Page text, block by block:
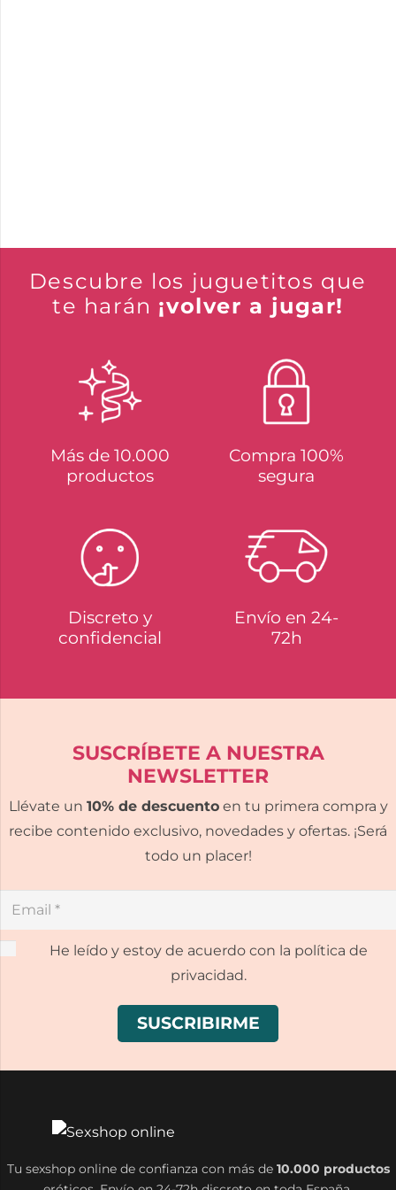
Descubre los juguetitos que
te harán ¡volver a jugar!
Más de 10.000
productos
Compra 100%
segura
Discreto y
confidencial
Envío en 24-
72h
SUSCRÍBETE A NUESTRA
NEWSLETTER
Llévate un 10% de descuentoen tu primera compra y
recibe contenido exclusivo, novedades y ofertas. ¡Será
todo un placer!
He leído y estoy de acuerdo con la política de
privacidad.
Tu sexshop online de confianza con más de 10.000 productos